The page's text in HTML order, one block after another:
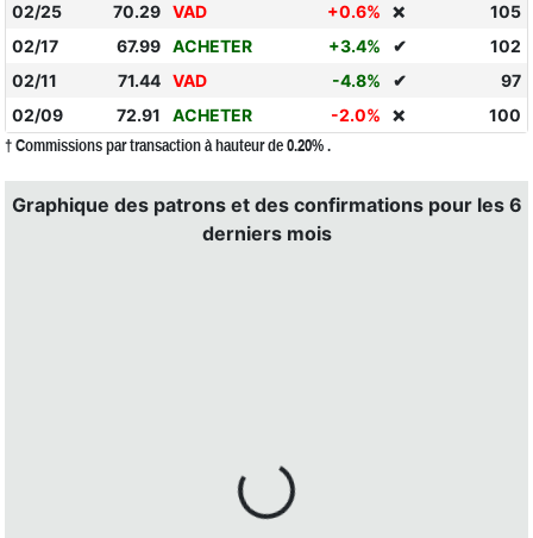
02/25
70.29 VAD +0.6% ❌
105
02/17
67.99 ACHETER +3.4% ✔
102
02/11
71.44 VAD -4.8% ✔
97
02/09
72.91 ACHETER -2.0% ❌ 100
† Commissions par transaction à hauteur de 0.20% .
Graphique des patrons et des confirmations pour les 6
derniers mois